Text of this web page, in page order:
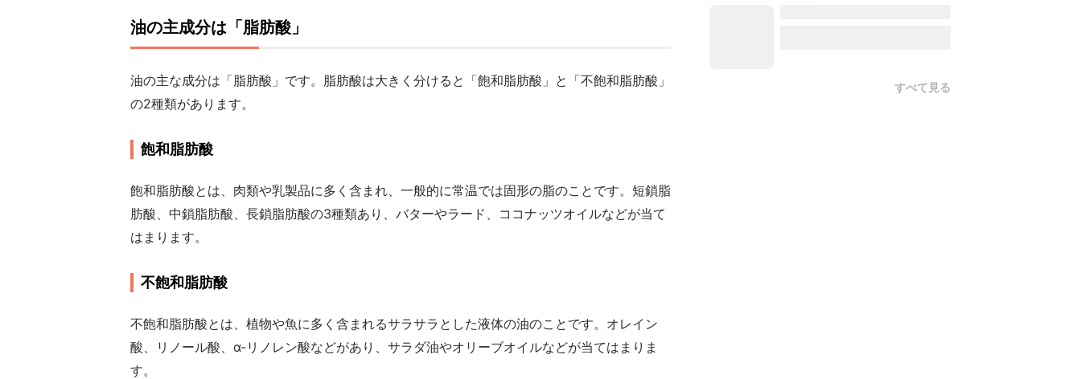
油の主成分は「脂肪酸」
油の主な成分は「脂肪酸」です。脂肪酸は大きく分けると「飽和脂肪酸」と「不飽和脂肪酸」
の2種類があります。
飽和脂肪酸
飽和脂肪酸とは、肉類や乳製品に多く含まれ、一般的に常温では固形の脂のことです。短鎖脂
肪酸、中鎖脂肪酸、長鎖脂肪酸の3種類あり、バターやラード、ココナッツオイルなどが当て
はまります。
不飽和脂肪酸
不飽和脂肪酸とは、植物や魚に多く含まれるサラサラとした液体の油のことです。オレイン
酸、リノール酸、α-リノレン酸などがあり、サラダ油やオリーブオイルなどが当てはまりま
す。
すべて見る